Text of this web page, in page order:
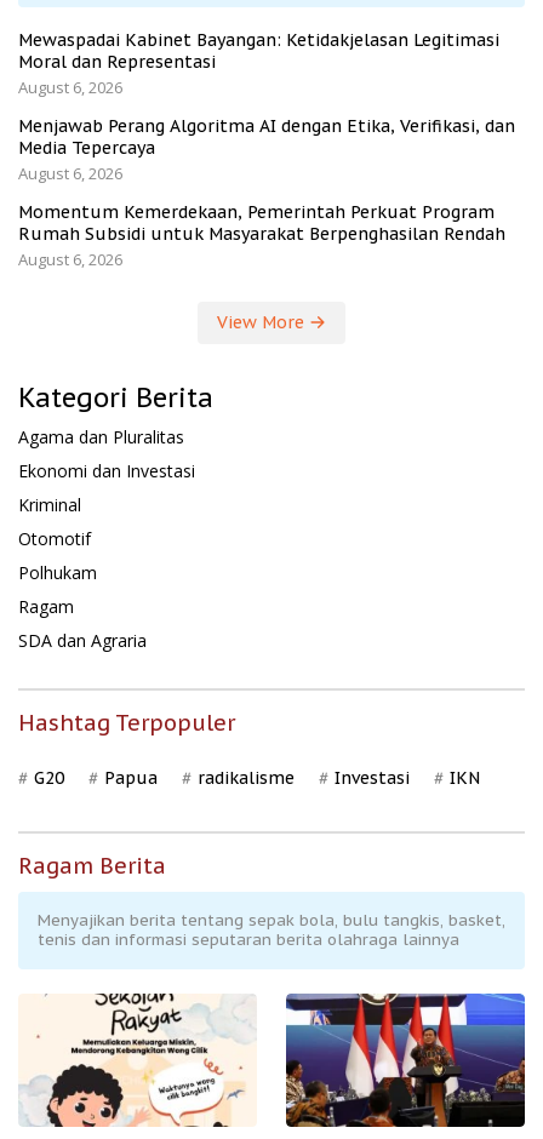
Mewaspadai Kabinet Bayangan: Ketidakjelasan Legitimasi
Moral dan Representasi
August 6, 2026
Menjawab Perang Algoritma AI dengan Etika, Verifikasi, dan
Media Tepercaya
August 6, 2026
Momentum Kemerdekaan, Pemerintah Perkuat Program
Rumah Subsidi untuk Masyarakat Berpenghasilan Rendah
August 6, 2026
View More
Kategori Berita
Agama dan Pluralitas
Ekonomi dan Investasi
Kriminal
Otomotif
Polhukam
Ragam
SDA dan Agraria
Hashtag Terpopuler
G20 Papua radikalisme Investasi IKN
Ragam Berita
Menyajikan berita tentang sepak bola, bulu tangkis, basket,
tenis dan informasi seputaran berita olahraga lainnya